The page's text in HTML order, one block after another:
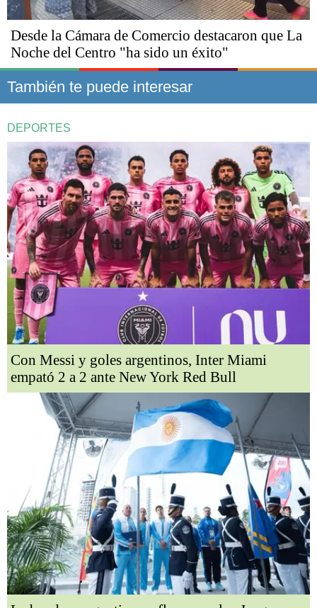
Desde la Cámara de Comercio destacaron que La
Noche del Centro "ha sido un éxito"
También te puede interesar
DEPORTES
Con Messi y goles argentinos, Inter Miami
empató 2 a 2 ante New York Red Bull